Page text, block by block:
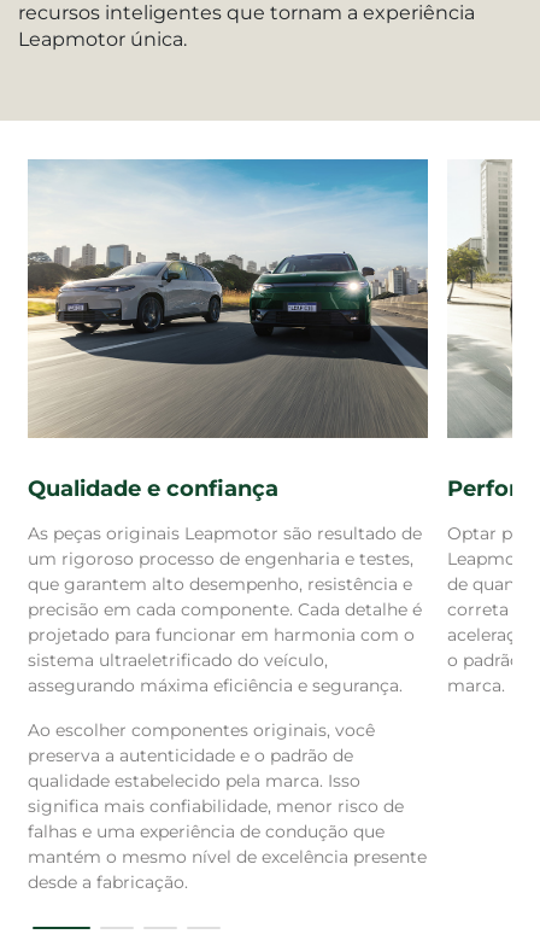
recursos inteligentes que tornam a experiência
Leapmotor única.
Qualidade e confiança
As peças originais Leapmotor são resultado de
um rigoroso processo de engenharia e testes,
que garantem alto desempenho, resistência e
precisão em cada componente. Cada detalhe é
projetado para funcionar em harmonia com o
sistema ultraeletrificado do veículo,
assegurando máxima eficiência e segurança.
Ao escolher componentes originais, você
preserva a autenticidade e o padrão de
qualidade estabelecido pela marca. Isso
significa mais confiabilidade, menor risco de
falhas e uma experiência de condução que
mantém o mesmo nível de excelência presente
desde a fabricação.
Optar por
de
correta
o padrão
marca.